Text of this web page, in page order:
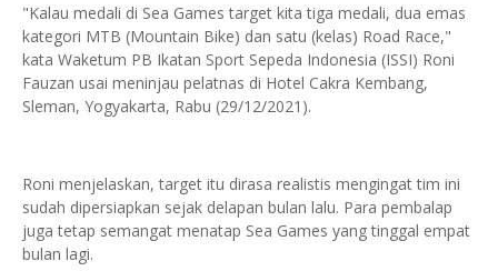
"Kalau medali di Sea Games target kita tiga medali, dua emas
kategori MTB (Mountain Bike) dan satu (kelas) Road Race,"
kata Waketum PB Ikatan Sport Sepeda Indonesia (ISSI) Roni
Fauzan usai meninjau pelatnas di Hotel Cakra Kembang,
Sleman, Yogyakarta, Rabu (29/12/2021).
Roni menjelaskan, target itu dirasa realistis mengingat tim ini
sudah dipersiapkan sejak delapan bulan lalu. Para pembalap
juga tetap semangat menatap Sea Games yang tinggal empat
bulan lagi.